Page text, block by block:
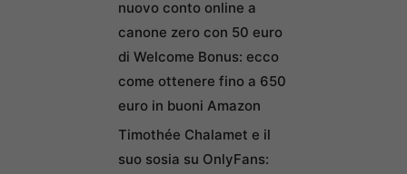
nuovo conto online a
canone zero con 50 euro
di Welcome Bonus: ecco
come ottenere fino a 650
euro in buoni Amazon
Timothée Chalamet e il
suo sosia su OnlyFans: